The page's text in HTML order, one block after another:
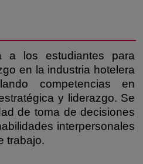
a los estudiantes para
en la industria hotelera
competencias en
y liderazgo. Se
de toma de decisiones
interpersonales
trabajo.